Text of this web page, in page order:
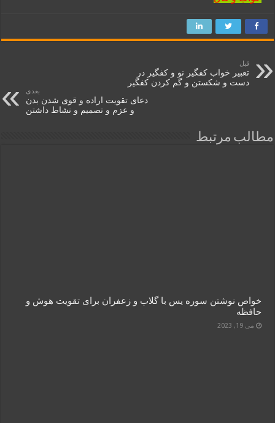
قبل
تعبیر خواب کفگیر نو و کفگیر در
دست و شکستن و گم کردن کفگیر
بعدی
دعای تقویت اراده و قوی شدن بدن
و عزم و تصمیم و نشاط داشتن
مطالب مرتبط
خواص نوشتن سوره یس با گلاب و زعفران برای تقویت هوش و
حافظه
می 19, 2023